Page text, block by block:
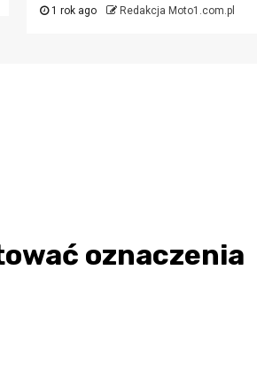
1 rok ago Redakcja Moto1.com.pl
oznaczenia